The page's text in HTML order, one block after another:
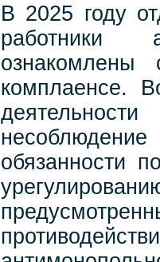
В 2025 году
работники
комплаенсе.
обязанности